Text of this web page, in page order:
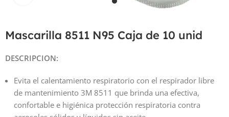
Mascarilla 8511 N95 Caja de 10 unid
DESCRIPCION:
Evita el calentamiento respiratorio con el respirador libre
de mantenimiento 3M 8511 que brinda una efectiva,
confortable e higiénica protección respiratoria contra